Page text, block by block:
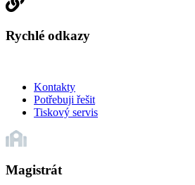
Rychlé odkazy
Kontakty
Potřebuji řešit
Tiskový servis
Magistrát